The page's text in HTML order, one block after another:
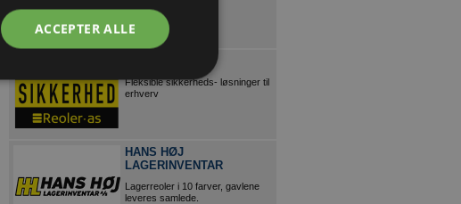
Fleksible sikkerheds- løsninger til
erhverv
HANS HØJ
LAGERINVENTAR
Lagerreoler i 10 farver, gavlene
leveres samlede.
ACCEPTER ALLE